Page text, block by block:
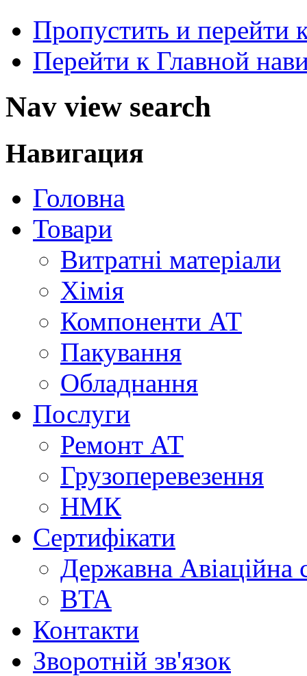
Пропустить и перейти
Перейти к Главной
Nav view search
Навигация
Головна
Товари
Витратні матеріали
Хімія
Компоненти АТ
Пакування
Обладнання
Послуги
Ремонт АТ
Грузоперевезення
НМК
Сертифікати
Державна Авіаційна
BTA
Контакти
Зворотній зв'язок